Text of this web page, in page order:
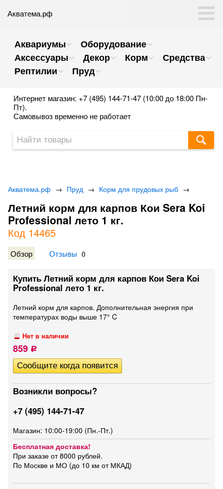
Акватема.рф
Аквариумы
Оборудование
Аксессуары
Декор Корм
Средства
Рептилии
Пруд
Интернет магазин: +7 (495) 144-71-47 (10:00 до 18:00 Пн-
Пт).
Самовывоз временно не работает
Акватема.рф → Пруд → Корм для прудовых рыб →
Летний корм для карпов Кои Sera Koi
Professional лето 1 кг.
Код 14465
Обзор Отзывы 0
Купить Летний корм для карпов Кои Sera Koi
Professional лето 1 кг.
Летний корм для карпов. Дополнительная энергия при
температурах воды выше 17° C
Нет в наличии
859 Р
Возникли вопросы?
+7 (495) 144-71-47
Магазин: 10:00-19:00 (Пн.-Пт.)
Бесплатная доставка!
При заказе от 8000 рублей.
По Москве и МО (до 10 км от МКАД)